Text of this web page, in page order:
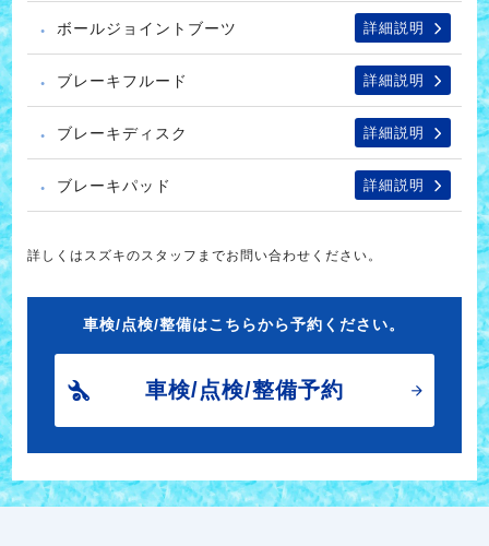
ボールジョイントブーツ 詳細説明
ブレーキフルード 詳細説明
ブレーキディスク 詳細説明
ブレーキパッド 詳細説明
詳しくはスズキのスタッフまでお問い合わせください。
車検/点検/整備はこちらから予約ください。
車検/点検/整備予約